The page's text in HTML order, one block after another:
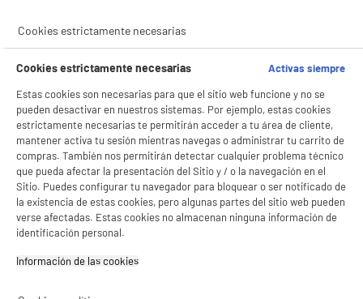
★★★★★
★★★★★
4.2/5(413)
compare_product
369
Pago aplazos
A
Aire Acondicionado Portátil, 14000Btu, ideal
40m2, VALBERG
Capacidad de enfriamiento (Btu) : 14000
Rechazar todas
BIENVENIDO a ELECTRO
DEPOT
Con el fin de mejorar tu experiencia, y tras tu consentimiento, ELECTRO DEPOT
Cookies estrictamente necesarias
Cookies estrictamente necesarias
Activas siempre
Estas cookies son necesarias para que el sitio web funcione y no se
pueden desactivar en nuestros sistemas. Por ejemplo, estas cookies
estrictamente necesarias te permitirán acceder a tu área de cliente,
mantener activa tu sesión mientras navegas o administrar tu carrito de
compras. También nos permitirán detectar cualquier problema técnico
que pueda afectar la presentación del Sitio y / o la navegación en el
Sitio. Puedes configurar tu navegador para bloquear o ser notificado de
la existencia de estas cookies, pero algunas partes del sitio web pueden
verse afectadas. Estas cookies no almacenan ninguna información de
identificación personal.
Información de las cookies‎